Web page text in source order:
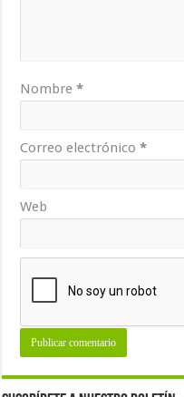
Nombre*
Correo electrónico*
Web